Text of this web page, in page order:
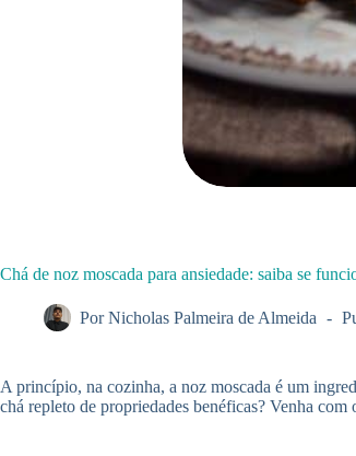
Chá de noz moscada para ansiedade: saiba se
Por Nicholas Palmeira de Almeida
A princípio, na cozinha, a noz moscada é um
chá repleto de propriedades benéficas? Venha com